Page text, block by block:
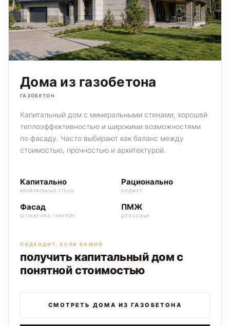
Дома из газобетона
ГАЗОБЕТОН
Капитальный дом с минеральными стенами, хорошей
теплоэффективностью и широкими возможностями
по фасаду. Часто выбирают как баланс между
стоимостью, прочностью и архитектурой.
Капитально
МИНЕРАЛЬНЫЕ СТЕНЫ
Рационально
БЮДЖЕТ
Фасад
ШТУКАТУРКА / КИРПИЧ
ПМЖ
ДЛЯ СЕМЬИ
ПОДХОДИТ, ЕСЛИ ВАЖНО
получить капитальный дом с
понятной стоимостью
СМОТРЕТЬ ДОМА ИЗ ГАЗОБЕТОНА